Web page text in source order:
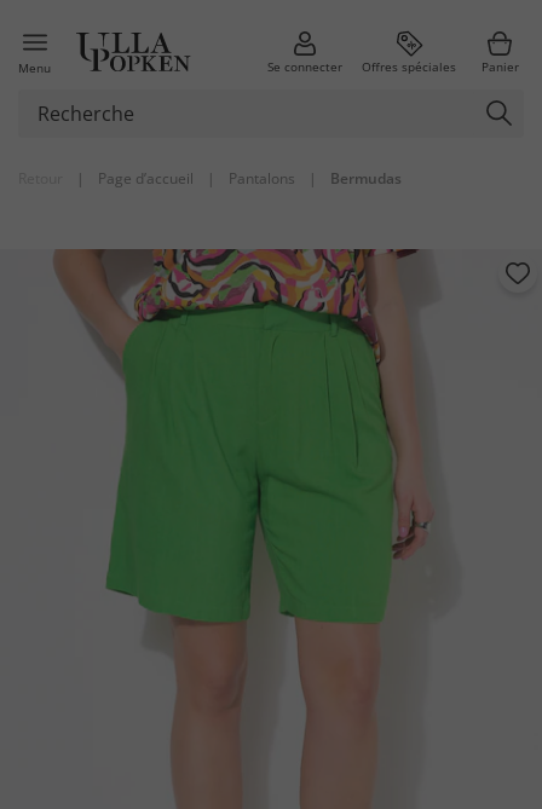
Menu Se connecter Offres spéciales Panier
| Page d’accueil | Pantalons | Bermudas